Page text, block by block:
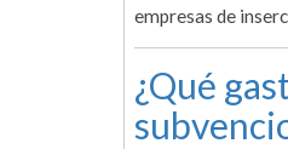
empresas de
¿Qué